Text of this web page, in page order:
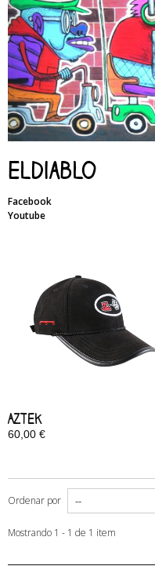
Eldiablo
Facebook
Youtube
Aztek
60,00 €
Ordenar por
Mostrando 1 - 1 de 1 item